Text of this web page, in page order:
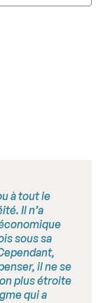
à tout le
Il n’a
sous sa
il ne se
plus étroite
qui a